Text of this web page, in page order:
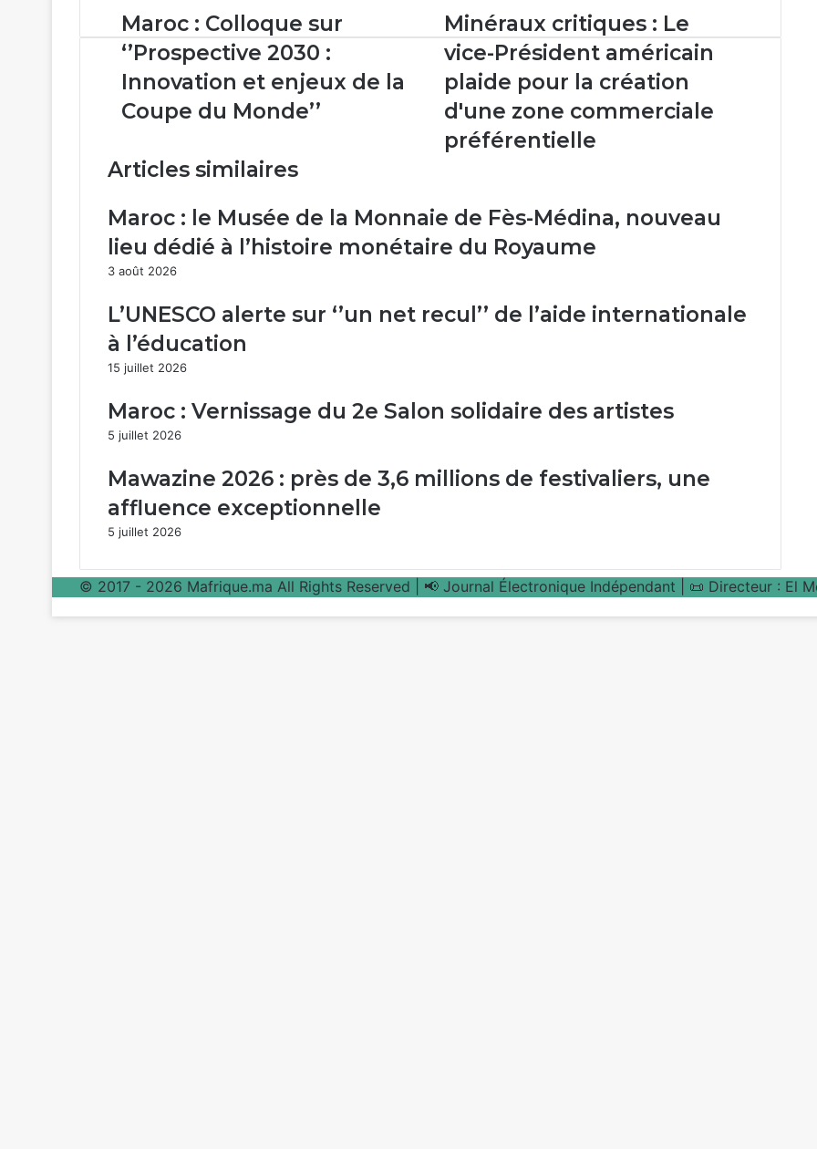
Maroc :
Colloque
sur
‘’Prospective
2030
:
enjeux
la
Coupe
du
Monde’’
Maroc : Colloque sur
‘’Prospective 2030 :
Innovation et enjeux de la
Coupe du Monde’’
Minéraux
critiques
:
Le
vice-
Président
américain
plaide
création
d'une
zone
Minéraux critiques : Le
vice-Président américain
plaide pour la création
d'une zone commerciale
préférentielle
Articles similaires
Maroc : le Musée de la Monnaie de Fès-Médina, nouveau
lieu dédié à l’histoire monétaire du Royaume
3 août 2026
L’UNESCO alerte sur ‘’un net recul’’ de l’aide internationale
à l’éducation
15 juillet 2026
Maroc : Vernissage du 2e Salon solidaire des artistes
5 juillet 2026
Mawazine 2026 : près de 3,6 millions de festivaliers, une
affluence exceptionnelle
5 juillet 2026
© 2017 - 2026 Mafrique.ma All Rights Reserved | 📢 Journal Électronique Indépendant | 📜 Directeur : El